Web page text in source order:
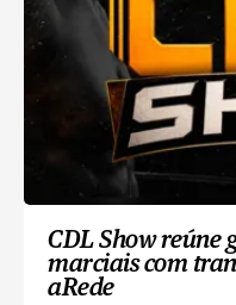
CDL Show reúne
marciais com
aRede